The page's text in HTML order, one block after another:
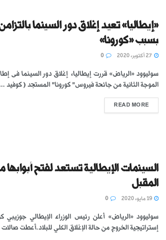
«إيطاليا» تعيد إغلاق دور السينما
بسبب «كورونا»
سوليوود «الرياض» قررت إيطاليا، إغلاق دور السينما فى إطار
الموجة الثانية من جائحة فيروس" كورونا" المستجد ( كوفيد
READ MORE
السينمات الإيطالية تستعد لفتح
المقبل
سوليوود «الرياض» أعلن رئيس الوزراء الإيطالي جوزيبي
إستراتيجية الخروج من حالة الإغلاق الكلي للبلاد.أعطت